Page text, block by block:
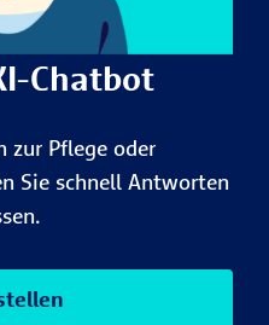
Chatbot
zur Pflege oder
Sie schnell Antworten